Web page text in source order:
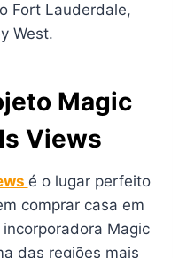
Fort Lauderdale,
West.
Magic
Views
é o lugar perfeito
comprar casa em
Magic
das regiões mais